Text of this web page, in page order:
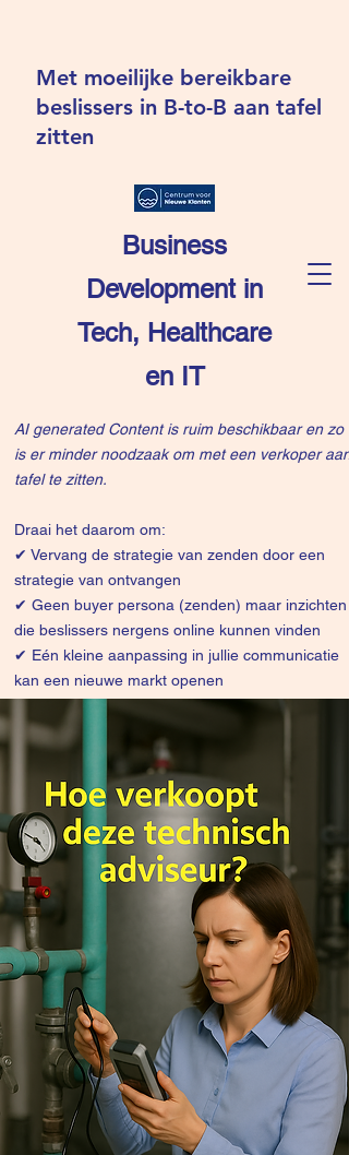
Business
Development in
Tech, Healthcare
en IT
Met moeilijke bereikbare
beslissers in B-to-B aan tafel
zitten
AI generated Content is ruim beschikbaar en zo
is er minder noodzaak om met een verkoper aan
tafel te zitten.
Draai het daarom om:
✔ Vervang de strategie van zenden door een
strategie van ontvangen
✔ Geen buyer persona (zenden) maar inzichten
die beslissers nergens online kunnen vinden
✔ Eén kleine aanpassing in jullie communicatie
kan een nieuwe markt openen